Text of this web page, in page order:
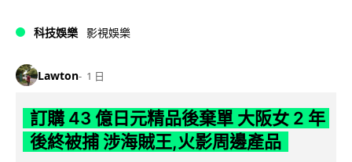
科技娛樂 影視娛樂
Lawton 1 日
訂購 43 億日元精品後棄單 大阪女 2 年
後終被捕 涉海賊王,火影周邊產品